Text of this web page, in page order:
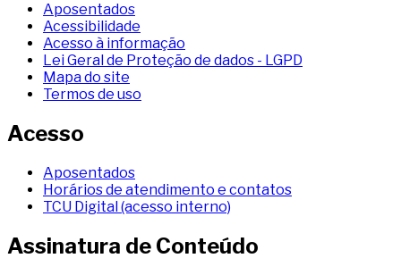
Aposentados
Acessibilidade
Acesso à informação
Lei Geral de Proteção de dados - LGPD
Mapa do site
Termos de uso
Acesso
Aposentados
Horários de atendimento e contatos
TCU Digital (acesso interno)
Assinatura de Conteúdo